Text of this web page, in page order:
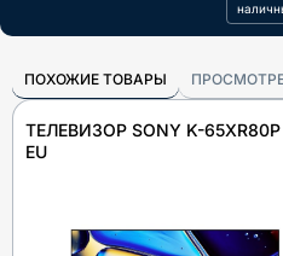
ПОХОЖИЕ ТОВАРЫ
ТЕЛЕВИЗОР SONY K-65XR80P
EU